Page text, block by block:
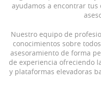
ayudamos a encontrar
Nuestro equipo de
conocimientos sobre
asesoramiento de forma
de experiencia ofreciendo
y plataformas elevadoras